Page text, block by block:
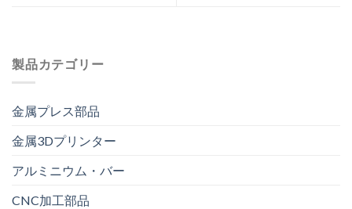
製品カテゴリー
金属プレス部品
金属3Dプリンター
アルミニウム・バー
CNC加工部品